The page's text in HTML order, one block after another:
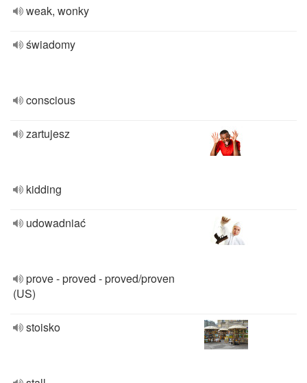
weak, wonky
świadomy
conscious
zartujesz
kidding
udowadniać
prove - proved - proved/proven
(US)
stoisko